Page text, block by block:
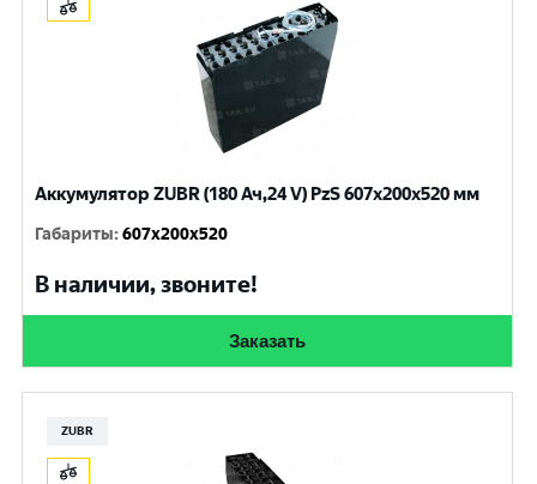
Аккумулятор ZUBR (180 Ач,24 V) PzS 607x200x520 мм
Габариты:607x200x520
В наличии, звоните!
Заказать
ZUBR